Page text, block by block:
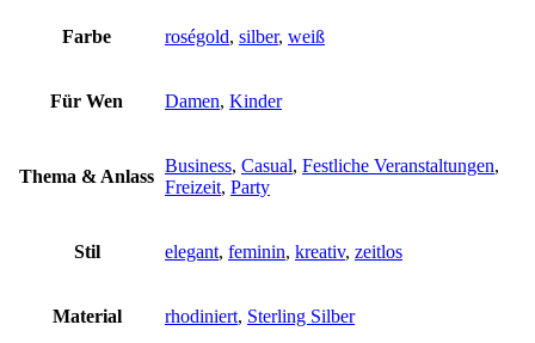
Farbe roségold, silber, weiß
Für Wen Damen, Kinder
Thema & Anlass
Business, Casual, Festliche Veranstaltungen,
Freizeit, Party
Stil elegant, feminin, kreativ, zeitlos
Material rhodiniert, Sterling Silber